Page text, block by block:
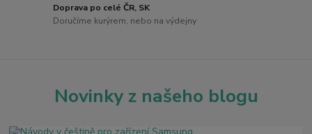
Doprava po celé ČR, SK
Doručíme kurýrem, nebo na výdejny
Novinky z našeho blogu